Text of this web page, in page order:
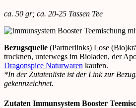
ca. 50 gr; ca. 20-25 Tassen Tee
Bezugsquelle (Partnerlinks) Lose
trocknen, unterwegs im Bioladen, der
Dragonspice Naturwaren kaufen.
*In der Zutatenliste ist der Link zur
gekennzeichnet.
Zutaten Immunsystem Booster